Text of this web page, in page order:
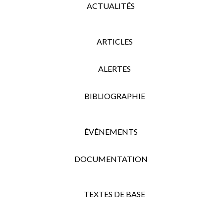
ACTUALITÉS
ARTICLES
ALERTES
BIBLIOGRAPHIE
ÉVÉNEMENTS
DOCUMENTATION
TEXTES DE BASE